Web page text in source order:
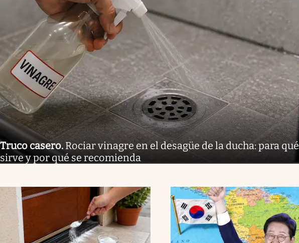
Truco casero. Rociar vinagre en el desagüe de la ducha: para qué
sirve y por qué se recomienda